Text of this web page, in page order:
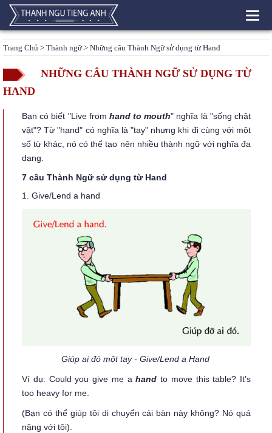
Trang Chủ > Thành ngữ> Những câu Thành Ngữ sử dụng từ Hand
NHỮNG CÂU THÀNH NGỮ SỬ DỤNG TỪ
HAND
Bạn có biết "Live from hand to mouth" nghĩa là "sống chật
vật"? Từ "hand" có nghĩa là "tay" nhưng khi đi cùng với một
số từ khác, nó có thể tạo nên nhiều thành ngữ với nghĩa đa
dạng.
7 câu Thành Ngữ sử dụng từ Hand
1. Give/Lend a hand
Giúp ai đó một tay - Give/Lend a Hand
Ví dụ: Could you give me ahand to move this table? It's
too heavy for me.
(Bạn có thể giúp tôi di chuyển cái bàn này không? Nó quá
nặng với tôi).